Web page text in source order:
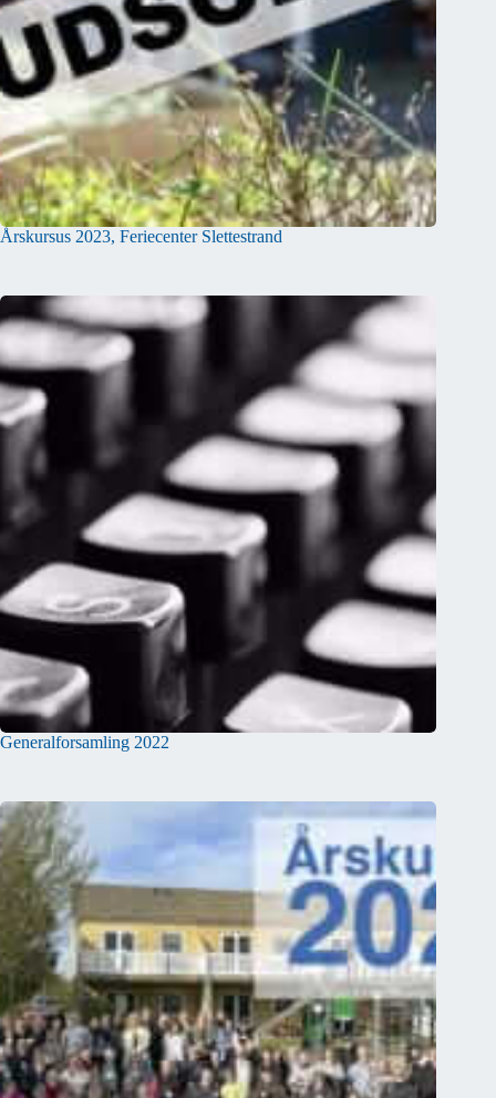
Årskursus 2023, Feriecenter Slettestrand
Generalforsamling 2022